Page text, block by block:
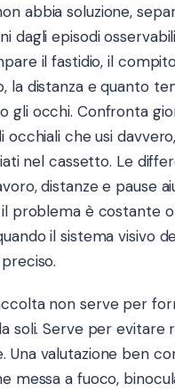
abbia soluzione,
dagli episodi
il fastidio, il
la distanza e quanto
gli occhi. Confronta
occhiali che usi
nel cassetto. Le
distanze e pause
problema è costante
il sistema visivo
non serve per
soli. Serve per evitare
Una valutazione ben
messa a fuoco,